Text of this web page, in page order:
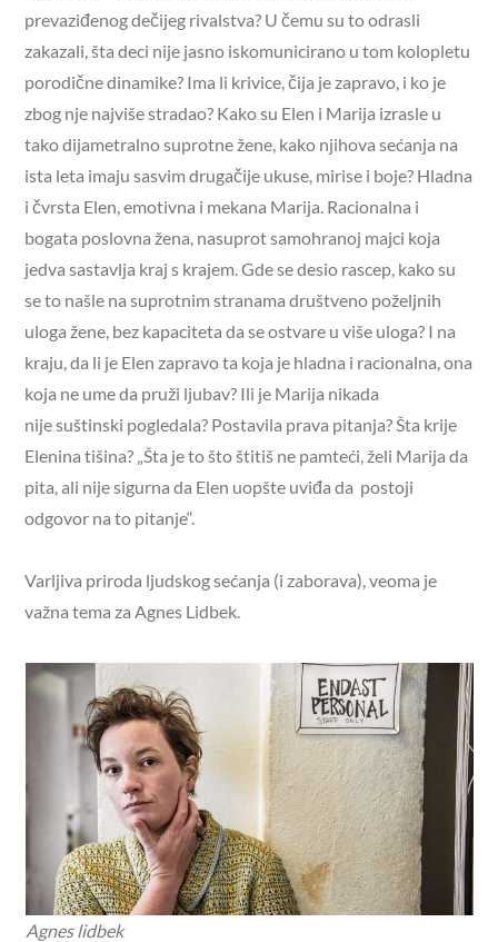
prevaziđenog dečijeg rivalstva? U čemu su to odrasli
zakazali, šta deci nije jasno iskomunicirano u tom kolopletu
porodične dinamike? Ima li krivice, čija je zapravo, i ko je
zbog nje najviše stradao? Kako su Elen i Marija izrasle u
tako dijametralno suprotne žene, kako njihova sećanja na
ista leta imaju sasvim drugačije ukuse, mirise i boje? Hladna
i čvrsta Elen, emotivna i mekana Marija. Racionalna i
bogata poslovna žena, nasuprot samohranoj majci koja
jedva sastavlja kraj s krajem. Gde se desio rascep, kako su
se to našle na suprotnim stranama društveno poželjnih
uloga žene, bez kapaciteta da se ostvare u više uloga? I na
kraju, da li je Elen zapravo ta koja je hladna i racionalna, ona
koja ne ume da pruži ljubav? Ili je Marija nikada
nije suštinski pogledala? Postavila prava pitanja? Šta krije
Elenina tišina? „Šta je to što štitiš ne pamteći, želi Marija da
pita, ali nije sigurna da Elen uopšte uviđa da postoji
odgovor na to pitanje“.
Varljiva priroda ljudskog sećanja (i zaborava), veoma je
važna tema za Agnes Lidbek.
Agnes lidbek